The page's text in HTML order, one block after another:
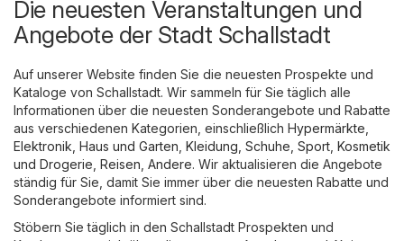
Die neuesten Veranstaltungen und
Angebote der Stadt Schallstadt
Auf unserer Website finden Sie die neuesten Prospekte und
Kataloge von Schallstadt. Wir sammeln für Sie täglich alle
Informationen über die neuesten Sonderangebote und Rabatte
aus verschiedenen Kategorien, einschließlich Hypermärkte
Elektronik Haus und Garten Kleidung, Schuhe, Sport Kosmetik
und Drogerie Reisen Andere. Wir aktualisieren die Angebote
ständig für Sie, damit Sie immer über die neuesten Rabatte und
Sonderangebote informiert sind.
Stöbern Sie täglich in den Schallstadt Prospekten und